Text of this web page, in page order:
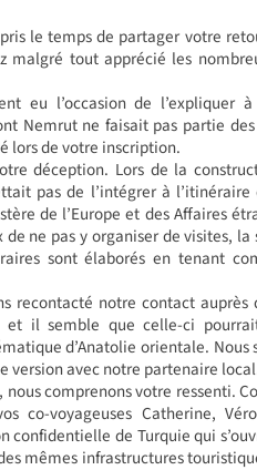
le temps de partager votre
malgré tout apprécié les
eu l’occasion de l’expliquer
Nemrut ne faisait pas partie
lors de votre inscription.
déception. Lors de la
pas de l’intégrer à
de l’Europe et des Affaires
ne pas y organiser de visites,
sont élaborés en tenant
recontacté notre contact
il semble que celle-ci
d’Anatolie orientale. Nous
version avec notre partenaire
comprenons votre ressenti.
co-voyageuses Catherine,
confidentielle de Turquie qui
mêmes infrastructures